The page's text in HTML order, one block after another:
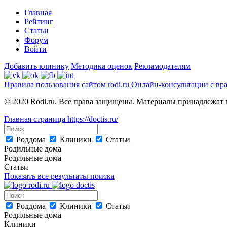
Главная
Рейтинг
Статьи
Форум
Войти
Добавить клинику Методика оценок Рекламодателям
Правила пользования сайтом rodi.ru Онлайн-консультации с
© 2020 Rodi.ru. Все права защищены. Материалы принадлежат
Главная страница https://doctis.ru/
Роддома Клиники
Статьи
Родильные дома
Родильные дома
Статьи
Показать все результаты поиска
Роддома Клиники
Статьи
Родильные дома
Клиники